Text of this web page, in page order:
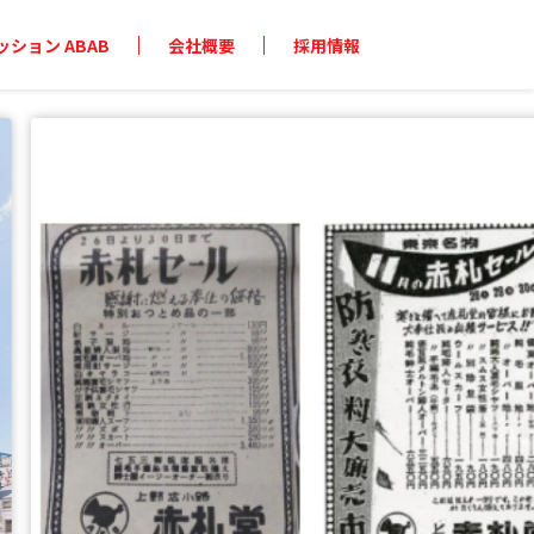
ション ABAB 会社概要 採用情報